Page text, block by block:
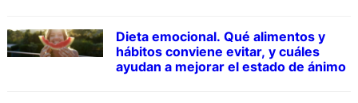
Dieta emocional. Qué alimentos y
hábitos conviene evitar, y cuáles
ayudan a mejorar el estado de ánimo